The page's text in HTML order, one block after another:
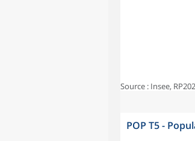
Source : Insee,
POP T5 -